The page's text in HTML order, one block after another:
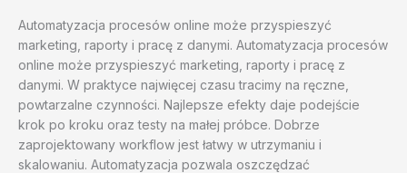
Automatyzacja procesów online może przyspieszyć
marketing, raporty i pracę z danymi. Automatyzacja procesów
online może przyspieszyć marketing, raporty i pracę z
danymi. W praktyce najwięcej czasu tracimy na ręczne,
powtarzalne czynności. Najlepsze efekty daje podejście
krok po kroku oraz testy na małej próbce. Dobrze
zaprojektowany workflow jest łatwy w utrzymaniu i
skalowaniu. Automatyzacja pozwala oszczędzać